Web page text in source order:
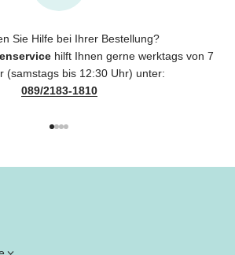
Sie Hilfe bei Ihrer Bestellung?
hilft Ihnen gerne werktags von 7
(samstags bis 12:30 Uhr) unter:
089/2183-1810